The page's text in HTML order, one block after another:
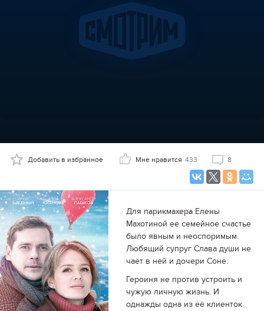
Добавить в избранное Мне нравится 433 8
Для парикмахера Елены
Махотиной ее семейное счастье
было явным и неоспоримым.
Любящий супруг Слава души не
чает в ней и дочери Соне.
Героиня не против устроить и
чужую личную жизнь. И
однажды одна из её клиенток